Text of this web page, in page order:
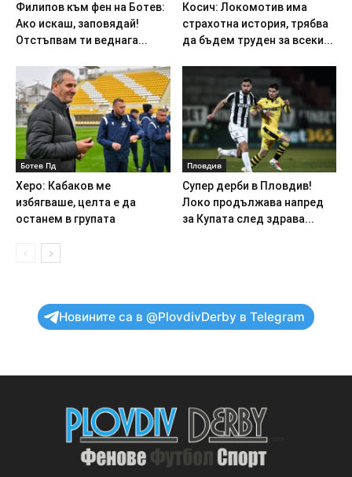
Филипов към фен на Ботев:
Ако искаш, заповядай!
Отстъпвам ти веднага...
Косич: Локомотив има
страхотна история, трябва
да бъдем труден за всеки...
Ботев Пд
Херо: Кабаков ме
избягваше, целта е да
останем в групата
Пловдив
Супер дерби в Пловдив!
Локо продължава напред
за Купата след здрава...
Новините са в @PlovdivDerby в Telegram